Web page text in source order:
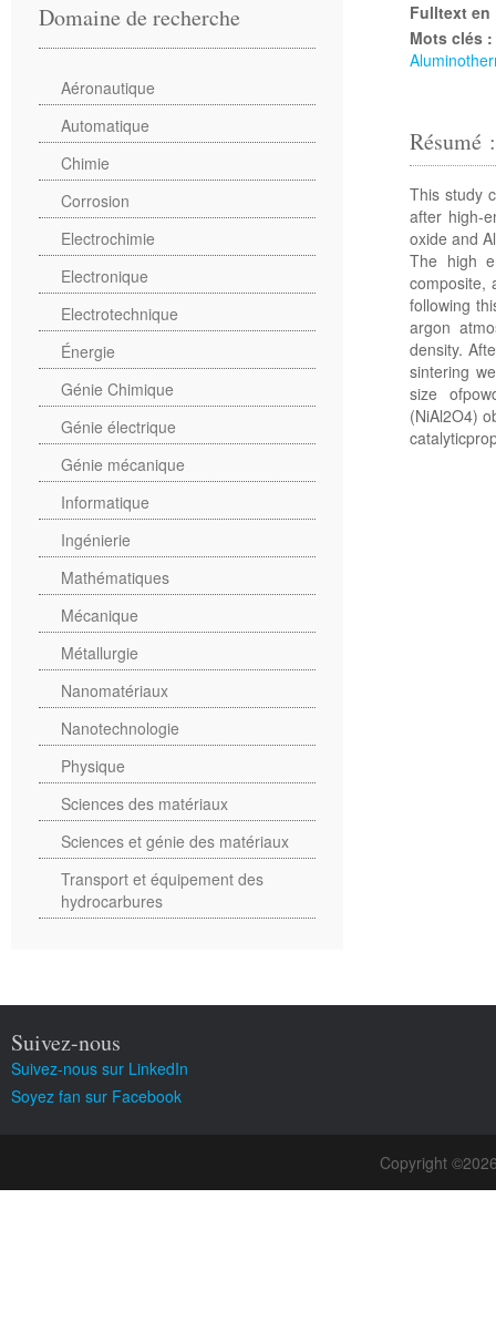
Fulltext en
Mots clés :
This study
after high-
oxide and
The high
composite,
following
argon
density.
sintering
size
(NiAl2O4)
Domaine de recherche
Aéronautique
Automatique
Chimie
Corrosion
Electrochimie
Electronique
Electrotechnique
Énergie
Génie Chimique
Génie électrique
Génie mécanique
Informatique
Ingénierie
Mathématiques
Mécanique
Métallurgie
Nanomatériaux
Nanotechnologie
Physique
Sciences des matériaux
Sciences et génie des matériaux
Transport et équipement des
hydrocarbures
Suivez-nous
Suivez-nous sur LinkedIn
Soyez fan sur Facebook
Copyright